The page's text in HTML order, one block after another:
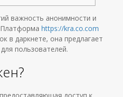
важность анонимности и
Платформаhttps://kra.co.com
в даркнете, она предлагает
пользователей.